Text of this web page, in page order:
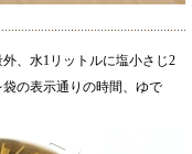
、水1リットルに塩小さじ2
の表示通りの時間、ゆで